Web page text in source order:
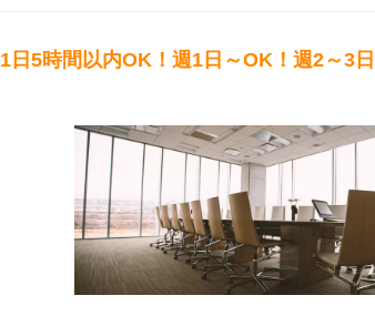
1日5時間以内OK！週1日～OK！週2～3